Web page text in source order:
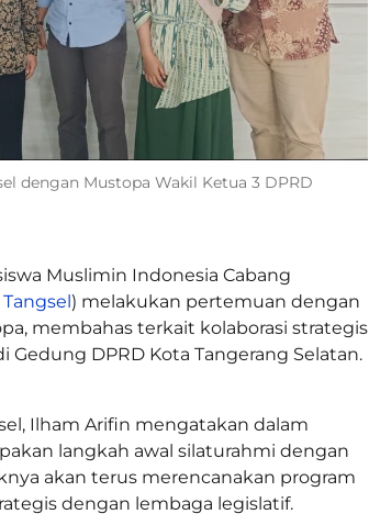
dengan Mustopa Wakil Ketua 3 DPRD
Muslimin Indonesia Cabang
) melakukan pertemuan dengan
membahas terkait kolaborasi strategis
DPRD Kota Tangerang Selatan.
Ilham Arifin mengatakan dalam
langkah awal silaturahmi dengan
akan terus merencanakan program
dengan lembaga legislatif.